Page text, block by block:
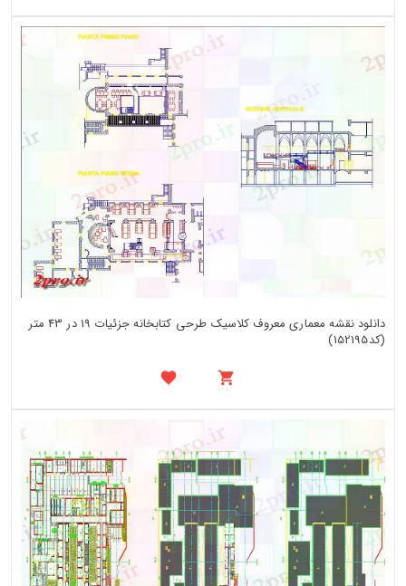
دانلود نقشه معماری معروف کلاسیک طرحی کتابخانه جزئیات 19 در 43 متر
(کد152195)